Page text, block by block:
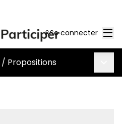
Se connecter
/ Propositions